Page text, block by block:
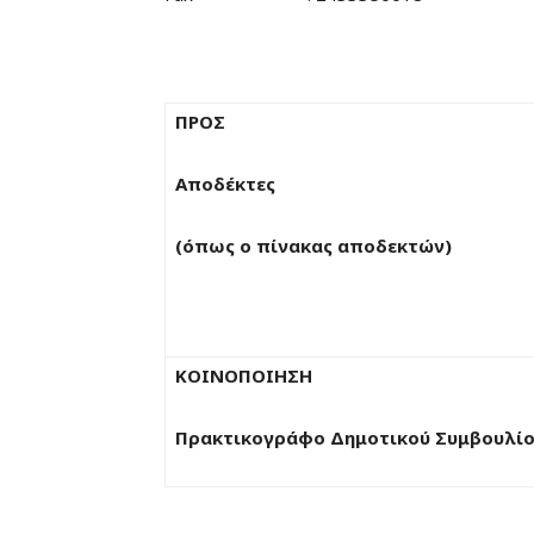
ΠΡΟΣ
Αποδέκτες
(όπως ο πίνακας αποδεκτών)
ΚΟΙΝΟΠΟΙΗΣΗ
Πρακτικογράφο Δημοτικού